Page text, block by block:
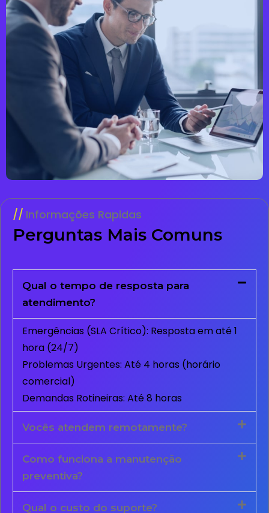
Informações Rapidas
Perguntas Mais Comuns
Qual o tempo de resposta para
atendimento?
Emergências (SLA Crítico): Resposta em até 1
hora (24/7)
Problemas Urgentes: Até 4 horas (horário
comercial)
Demandas Rotineiras: Até 8 horas
Vocês atendem remotamente?
Como funciona a manutenção
preventiva?
Qual o custo do suporte?